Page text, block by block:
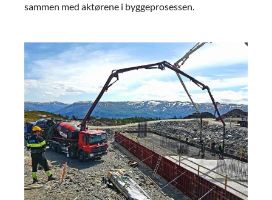
sammen med aktørene i byggeprosessen.